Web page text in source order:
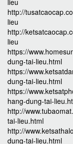
lieu
http://
lieu
http://
lieu
https://
dung-tai-lieu.html
https://
dung-tai-lieu.html
https://
hang-dung-tai-
http://
tai-lieu.html
http://
dung-tai-lieu.html